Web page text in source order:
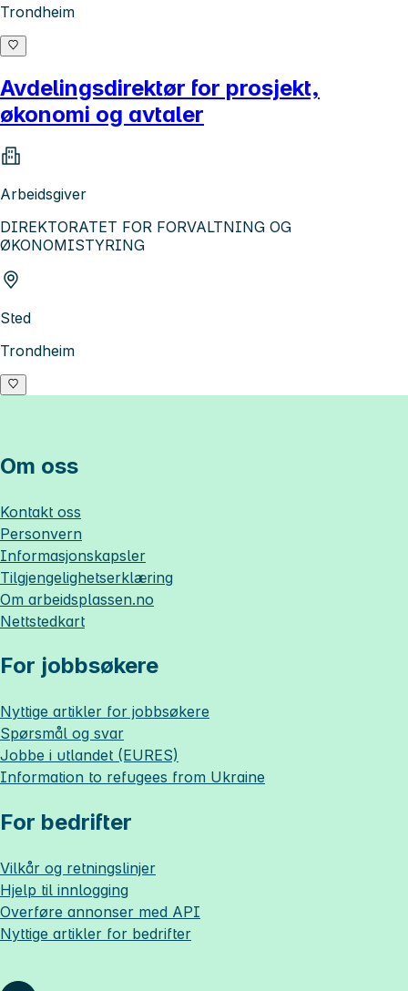
Trondheim
Avdelingsdirektør for prosjekt,
økonomi og avtaler
Arbeidsgiver
DIREKTORATET FOR FORVALTNING OG
ØKONOMISTYRING
Sted
Trondheim
Om oss
Kontakt oss
Personvern
Informasjonskapsler
Tilgjengelighetserklæring
Om arbeidsplassen.no
Nettstedkart
For jobbsøkere
Nyttige artikler for jobbsøkere
Spørsmål og svar
Jobbe i utlandet (EURES)
Information to refugees from Ukraine
For bedrifter
Vilkår og retningslinjer
Hjelp til innlogging
Overføre annonser med API
Nyttige artikler for bedrifter